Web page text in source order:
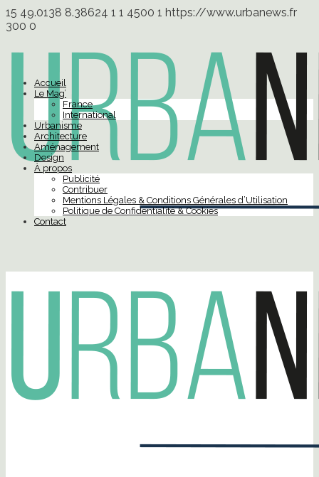
15 49.0138 8.38624 1 1 4500 1 https://www.urbanews.fr
300 0
Accueil
Le Mag’
France
International
Urbanisme
Architecture
Aménagement
Design
À propos
Publicité
Contribuer
Mentions Légales & Conditions Générales d’Utilisation
Politique de Confidentialité & Cookies
Contact